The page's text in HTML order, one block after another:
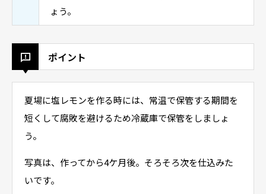
ょう。
ポイント
夏場に塩レモンを作る時には、常温で保管する期間を
短くして腐敗を避けるため冷蔵庫で保管をしましょ
う。
写真は、作ってから4ケ月後。そろそろ次を仕込みた
いです。